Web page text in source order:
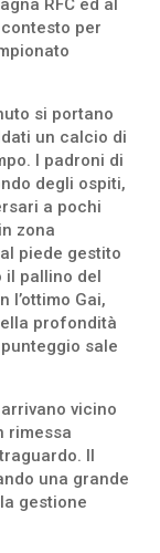
RFC ed al
per
si portano
un calcio di
I padroni di
degli ospiti,
a pochi
zona
piede gestito
il pallino del
l’ottimo Gai,
profondità
sale
vicino
rimessa
Il
una grande
gestione